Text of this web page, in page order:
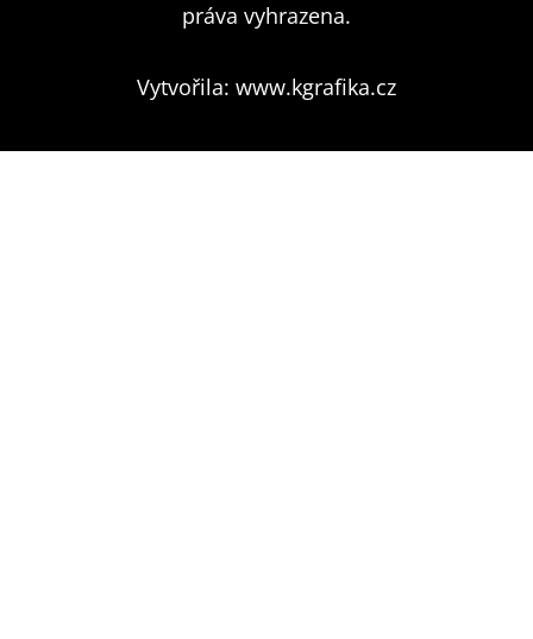
práva vyhrazena.
Vytvořila: www.kgrafika.cz